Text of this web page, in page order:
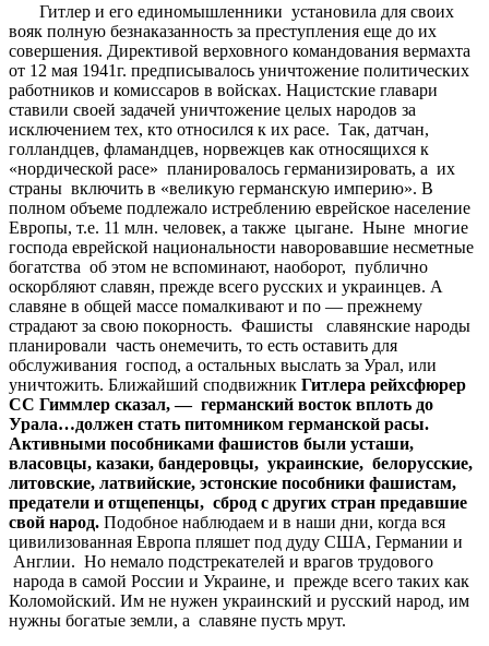
Гитлер и его единомышленники установила для своих
вояк полную безнаказанность за преступления еще до их
совершения. Директивой верховного командования вермахта
от 12 мая 1941г. предписывалось уничтожение политических
работников и комиссаров в войсках. Нацистские главари
ставили своей задачей уничтожение целых народов за
исключением тех, кто относился к их расе. Так, датчан,
голландцев, фламандцев, норвежцев как относящихся к
«нордической расе» планировалось германизировать, а их
страны включить в «великую германскую империю». В
полном объеме подлежало истреблению еврейское население
Европы, т.е. 11 млн. человек, а также цыгане. Ныне многие
господа еврейской национальности наворовавшие несметные
богатства об этом не вспоминают, наоборот, публично
оскорбляют славян, прежде всего русских и украинцев. А
славяне в общей массе помалкивают и по — прежнему
страдают за свою покорность. Фашисты славянские народы
планировали часть онемечить, то есть оставить для
обслуживания господ, а остальных выслать за Урал, или
уничтожить. Ближайший сподвижник Гитлера рейхсфюрер
СС Гиммлер сказал, — германский восток вплоть до
Урала…должен стать питомником германской расы.
Активными пособниками фашистов были усташи,
власовцы, казаки, бандеровцы, украинские, белорусские,
литовские, латвийские, эстонские пособники фашистам,
предатели и отщепенцы, сброд с других стран предавшие
свой народ. Подобное наблюдаем и в наши дни, когда вся
цивилизованная Европа пляшет под дуду США, Германии и
Англии. Но немало подстрекателей и врагов трудового
народа в самой России и Украине, и прежде всего таких как
Коломойский. Им не нужен украинский и русский народ, им
нужны богатые земли, а славяне пусть мрут.